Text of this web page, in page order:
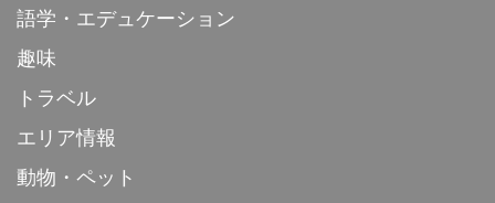
語学・エデュケーション
趣味
トラベル
エリア情報
動物・ペット